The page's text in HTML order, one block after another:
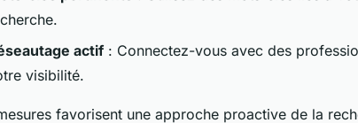
actif: Connectez-vous avec des
visibilité.
favorisent une approche proactive de la